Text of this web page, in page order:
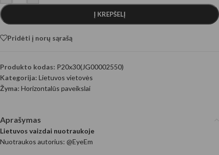
Į KREPŠELĮ
Pridėti į norų sąrašą
Produkto kodas: P20x30(JG00002550)
Kategorija: Lietuvos vietovės
Žyma: Horizontalūs paveikslai
Aprašymas
Lietuvos vaizdai nuotraukoje
Nuotraukos autorius: @EyeEm